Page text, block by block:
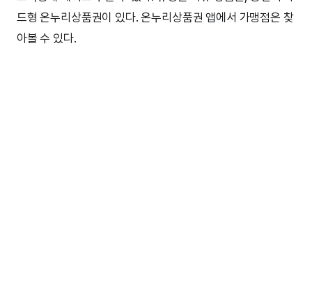
드형 온누리상품권이 있다. 온누리상품권 앱에서 가맹점은 찾
아볼 수 있다.